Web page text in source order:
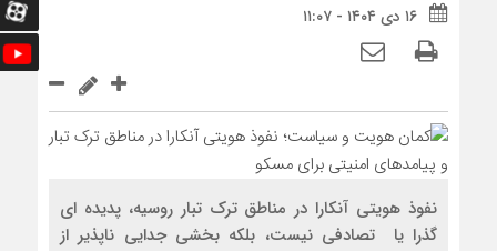
۱۶ دی ۱۴۰۴ - ۱۱:۰۷
نفوذ هویتی آنکارا در مناطق ترک تبار روسیه، پدیده ای
گذرا یا تصادفی نیست، بلکه بخشی جدایی ناپذیر از